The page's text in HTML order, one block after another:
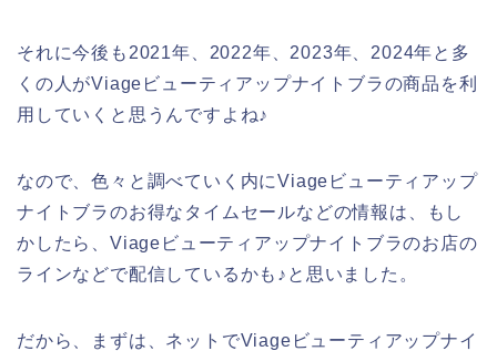
それに今後も2021年、2022年、2023年、2024年と多
くの人がViageビューティアップナイトブラの商品を利
用していくと思うんですよね♪
なので、色々と調べていく内にViageビューティアップ
ナイトブラのお得なタイムセールなどの情報は、もし
かしたら、Viageビューティアップナイトブラのお店の
ラインなどで配信しているかも♪と思いました。
だから、まずは、ネットでViageビューティアップナイ